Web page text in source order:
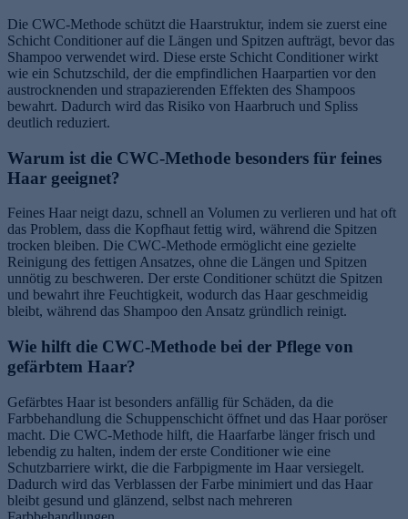
Die CWC-Methode schützt die Haarstruktur, indem sie zuerst eine
Schicht Conditioner auf die Längen und Spitzen aufträgt, bevor das
Shampoo verwendet wird. Diese erste Schicht Conditioner wirkt
wie ein Schutzschild, der die empfindlichen Haarpartien vor den
austrocknenden und strapazierenden Effekten des Shampoos
bewahrt. Dadurch wird das Risiko von Haarbruch und Spliss
deutlich reduziert.
Warum ist die CWC-Methode besonders für feines
Haar geeignet?
Feines Haar neigt dazu, schnell an Volumen zu verlieren und hat oft
das Problem, dass die Kopfhaut fettig wird, während die Spitzen
trocken bleiben. Die CWC-Methode ermöglicht eine gezielte
Reinigung des fettigen Ansatzes, ohne die Längen und Spitzen
unnötig zu beschweren. Der erste Conditioner schützt die Spitzen
und bewahrt ihre Feuchtigkeit, wodurch das Haar geschmeidig
bleibt, während das Shampoo den Ansatz gründlich reinigt.
Wie hilft die CWC-Methode bei der Pflege von
gefärbtem Haar?
Gefärbtes Haar ist besonders anfällig für Schäden, da die
Farbbehandlung die Schuppenschicht öffnet und das Haar poröser
macht. Die CWC-Methode hilft, die Haarfarbe länger frisch und
lebendig zu halten, indem der erste Conditioner wie eine
Schutzbarriere wirkt, die die Farbpigmente im Haar versiegelt.
Dadurch wird das Verblassen der Farbe minimiert und das Haar
bleibt gesund und glänzend, selbst nach mehreren